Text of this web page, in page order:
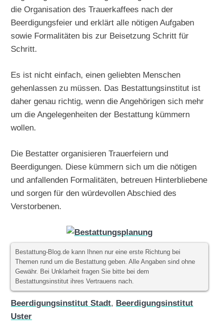
die Organisation des Trauerkaffees nach der
Beerdigungsfeier und erklärt alle nötigen Aufgaben
sowie Formalitäten bis zur Beisetzung Schritt für
Schritt.
Es ist nicht einfach, einen geliebten Menschen
gehenlassen zu müssen. Das Bestattungsinstitut ist
daher genau richtig, wenn die Angehörigen sich mehr
um die Angelegenheiten der Bestattung kümmern
wollen.
Die Bestatter organisieren Trauerfeiern und
Beerdigungen. Diese kümmern sich um die nötigen
und anfallenden Formalitäten, betreuen Hinterbliebene
und sorgen für den würdevollen Abschied des
Verstorbenen.
Bestattung-Blog.de kann Ihnen nur eine erste Richtung bei
Themen rund um die Bestattung geben. Alle Angaben sind ohne
Gewähr. Bei Unklarheit fragen Sie bitte bei dem
Bestattungsinstitut ihres Vertrauens nach.
Beerdigungsinstitut Stadt, Beerdigungsinstitut
Uster